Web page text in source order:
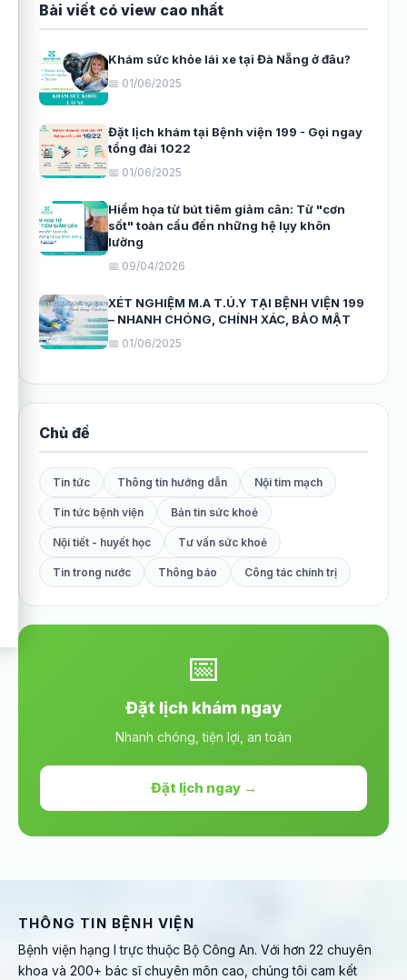
Bài viết có view cao nhất
Khám sức khỏe lái xe tại Đà Nẵng ở đâu?
📅 01/06/2025
Đặt lịch khám tại Bệnh viện 199 - Gọi ngay
tổng đài 1022
📅 01/06/2025
Hiểm họa từ bút tiêm giảm cân: Từ "cơn
sốt" toàn cầu đến những hệ lụy khôn
lường
📅 09/04/2026
XÉT NGHIỆM M.A T.Ú.Y TẠI BỆNH VIỆN 199
– NHANH CHÓNG, CHÍNH XÁC, BẢO MẬT
📅 01/06/2025
Chủ đề
Tin tức Thông tin hướng dẫn Nội tim mạch
Tin tức bệnh viện Bản tin sức khoẻ
Nội tiết - huyết học Tư vấn sức khoẻ
Tin trong nước Thông báo Công tác chính trị
📅
Đặt lịch khám ngay
Nhanh chóng, tiện lợi, an toàn
Đặt lịch ngay →
THÔNG TIN BỆNH VIỆN
Bệnh viện hạng I trực thuộc Bộ Công An. Với hơn 22 chuyên
khoa và 200+ bác sĩ chuyên môn cao, chúng tôi cam kết